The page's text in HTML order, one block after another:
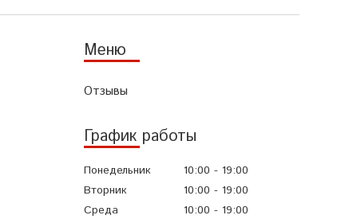
Отзывы
График работы
Понедельник 10:00
19:00
Вторник
10:00
19:00
Среда
10:00
19:00